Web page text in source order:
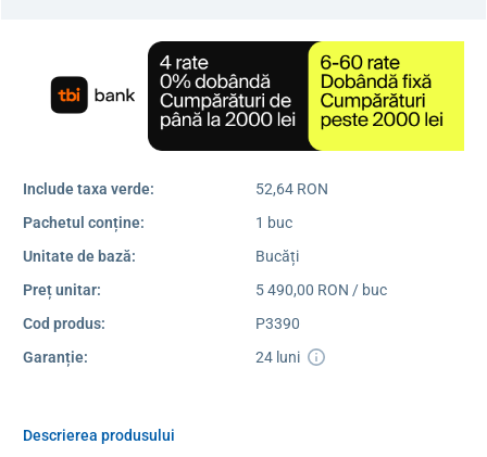
Include taxa verde:
52,64 RON
Pachetul conține:
1 buc
Unitate de bază:
Bucăți
Preț unitar:
5 490,00 RON / buc
Cod produs:
P3390
Garanție:
24 luni
Descrierea produsului